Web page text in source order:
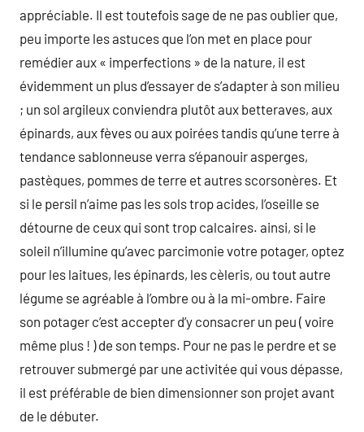
appréciable. Il est toutefois sage de ne pas oublier que,
peu importe les astuces que l’on met en place pour
remédier aux « imperfections » de la nature, il est
évidemment un plus d’essayer de s’adapter à son milieu
; un sol argileux conviendra plutôt aux betteraves, aux
épinards, aux fèves ou aux poirées tandis qu’une terre à
tendance sablonneuse verra s’épanouir asperges,
pastèques, pommes de terre et autres scorsonères. Et
si le persil n’aime pas les sols trop acides, l’oseille se
détourne de ceux qui sont trop calcaires. ainsi, si le
soleil n’illumine qu’avec parcimonie votre potager, optez
pour les laitues, les épinards, les cèleris, ou tout autre
légume se agréable à l’ombre ou à la mi-ombre. Faire
son potager c’est accepter d’y consacrer un peu ( voire
même plus ! ) de son temps. Pour ne pas le perdre et se
retrouver submergé par une activitée qui vous dépasse,
il est préférable de bien dimensionner son projet avant
de le débuter.